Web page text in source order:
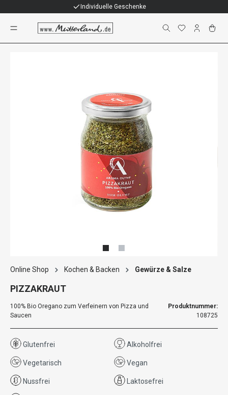
Individuelle Geschenke
Online Shop Kochen & Backen Gewürze & Salze
PIZZAKRAUT
100% Bio Oregano zum Verfeinern von Pizza und
Saucen
Produktnummer:
108725
Glutenfrei Alkoholfrei
Vegetarisch Vegan
Nussfrei Laktosefrei